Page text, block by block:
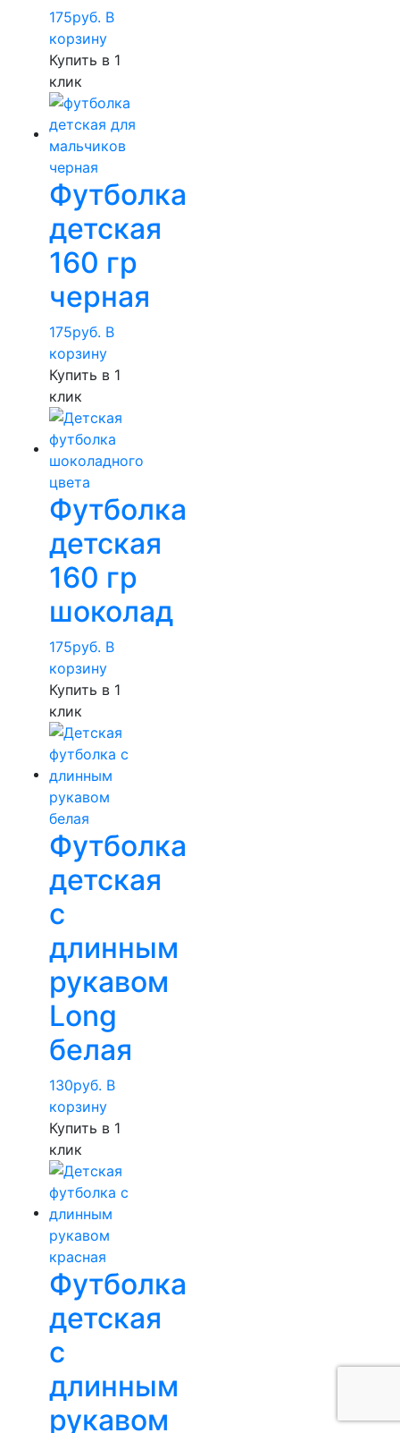
175руб. В
корзину
Купить в 1
клик
Футболка
детская
160 гр
черная
175руб. В
корзину
Купить в 1
клик
Футболка
детская
160 гр
шоколад
175руб. В
корзину
Купить в 1
клик
Футболка
детская
с
длинным
рукавом
Long
белая
130руб. В
корзину
Купить в 1
клик
Футболка
детская
с
длинным
рукавом